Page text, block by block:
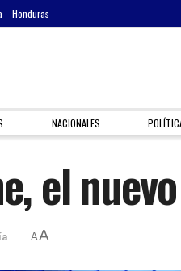
Honduras
NACIONALES
el
AA